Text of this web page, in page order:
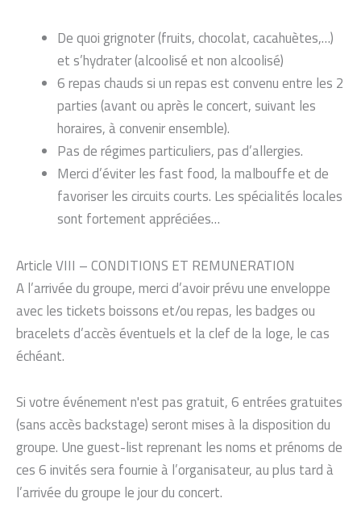
De quoi grignoter (fruits, chocolat, cacahuètes,…)
et s’hydrater (alcoolisé et non alcoolisé)
6 repas chauds si un repas est convenu entre les 2
parties (avant ou après le concert, suivant les
horaires, à convenir ensemble).
Pas de régimes particuliers, pas d’allergies.
Merci d’éviter les fast food, la malbouffe et de
favoriser les circuits courts. Les spécialités locales
sont fortement appréciées…
Article VIII – CONDITIONS ET REMUNERATION
A l’arrivée du groupe, merci d’avoir prévu une enveloppe
avec les tickets boissons et/ou repas, les badges ou
bracelets d’accès éventuels et la clef de la loge, le cas
échéant.
Si votre événement n'est pas gratuit, 6 entrées gratuites
(sans accès backstage) seront mises à la disposition du
groupe. Une guest-list reprenant les noms et prénoms de
ces 6 invités sera fournie à l’organisateur, au plus tard à
l’arrivée du groupe le jour du concert.